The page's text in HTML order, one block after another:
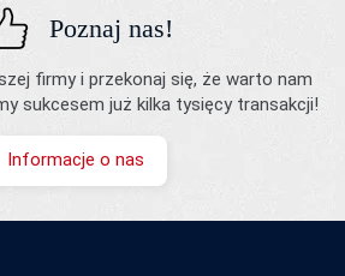
Poznaj nas!
firmy i przekonaj się, że warto nam
sukcesem już kilka tysięcy transakcji!
Informacje o nas